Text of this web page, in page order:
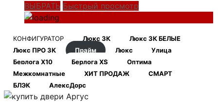
ВЫБРАТЬ Быстрый просмотр
КОНФИГУРАТОР Люкс 3К
Люкс 3К БЕЛЫЕ
Люкс ПРО 3К
Прайм Люкс
Улица
Берлога Х10
Берлога XS
Оптима
Межкомнатные
ХИТ ПРОДАЖ
СМАРТ
БЛЭК
АлексДорс